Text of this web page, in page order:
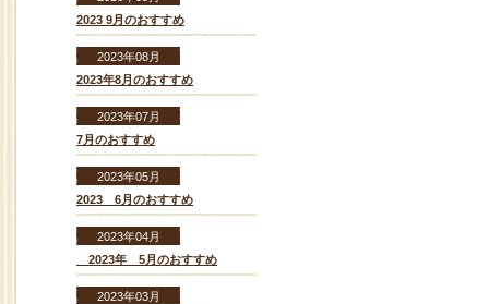
2023 9月のおすすめ
2023年08月
2023年8月のおすすめ
2023年07月
7月のおすすめ
2023年05月
2023 6月のおすすめ
2023年04月
2023年 5月のおすすめ
2023年03月